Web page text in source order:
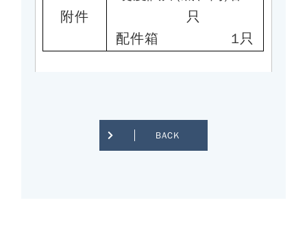
附件
只
配件箱 1只
BACK